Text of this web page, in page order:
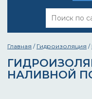
Главная / Гидроизоляция /
НАЛИВНОЙ